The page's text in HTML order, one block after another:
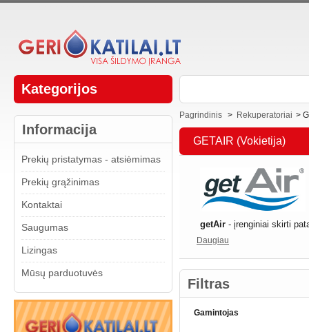
Kategorijos
Informacija
Prekių pristatymas - atsiėmimas
Prekių grąžinimas
Kontaktai
Saugumas
Lizingas
Mūsų parduotuvės
Pagrindinis > Rekuperatoriai >
GETAIR (Vokietija)
getAir - įrenginiai skirti
Daugiau
Filtras
Gamintojas